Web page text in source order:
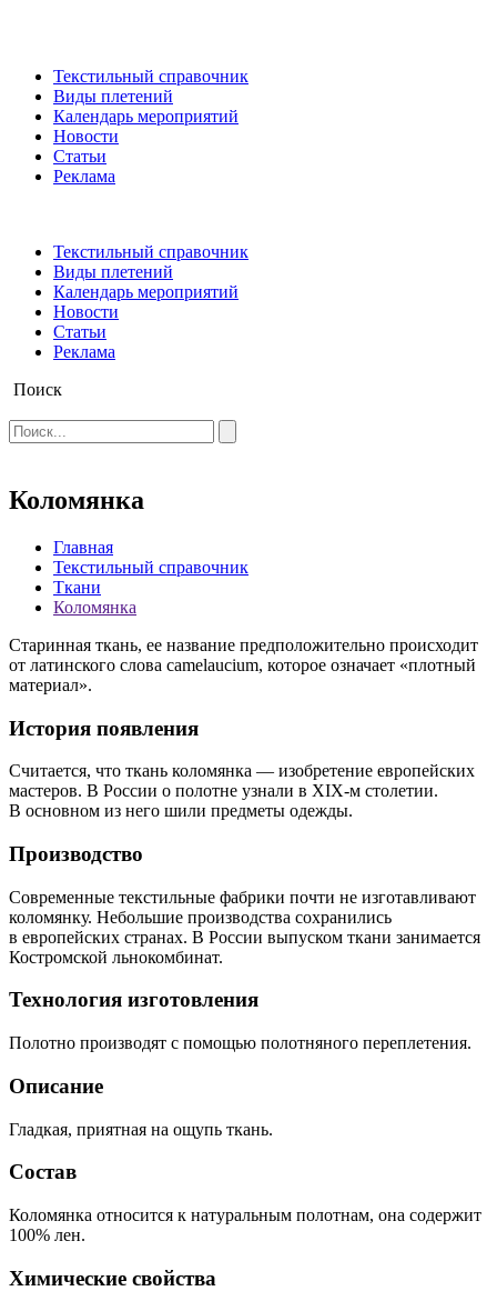
Текстильный справочник
Виды плетений
Календарь мероприятий
Новости
Статьи
Реклама
Текстильный справочник
Виды плетений
Календарь мероприятий
Новости
Статьи
Реклама
Поиск
Коломянка
Главная
Текстильный справочник
Ткани
Коломянка
Старинная ткань, ее название предположительно происходит
от латинского слова camelaucium, которое означает «плотный
материал».
История появления
Считается, что ткань коломянка — изобретение европейских
мастеров. В России о полотне узнали в XIX-м столетии.
В основном из него шили предметы одежды.
Производство
Современные текстильные фабрики почти не изготавливают
коломянку. Небольшие производства сохранились
в европейских странах. В России выпуском ткани занимается
Костромской льнокомбинат.
Технология изготовления
Полотно производят с помощью полотняного переплетения.
Описание
Гладкая, приятная на ощупь ткань.
Состав
Коломянка относится к натуральным полотнам, она содержит
100% лен.
Химические свойства